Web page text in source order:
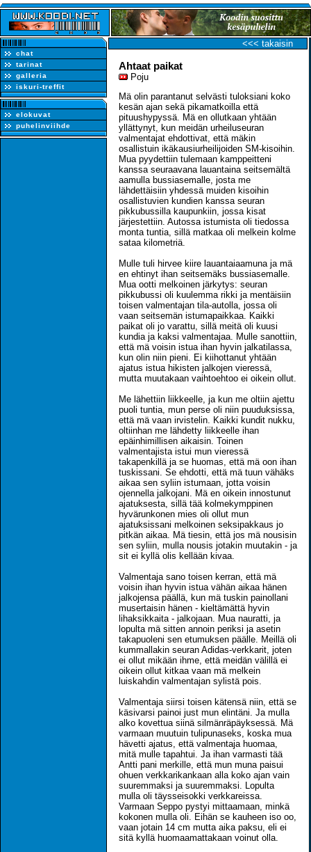
chat
tarinat
galleria
iskuri-treffit
elokuvat
puhelinviihde
<<< takaisin
Ahtaat paikat
Poju
Mä olin parantanut selvästi tuloksiani koko
kesän ajan sekä pikamatkoilla että
pituushypyssä. Mä en ollutkaan yhtään
yllättynyt, kun meidän urheiluseuran
valmentajat ehdottivat, että mäkin
osallistuin ikäkausiurheilijoiden SM-kisoihin.
Mua pyydettiin tulemaan kamppeitteni
kanssa seuraavana lauantaina seitsemältä
aamulla bussiasemalle, josta me
lähdettäisiin yhdessä muiden kisoihin
osallistuvien kundien kanssa seuran
pikkubussilla kaupunkiin, jossa kisat
järjestettiin. Autossa istumista oli tiedossa
monta tuntia, sillä matkaa oli melkein kolme
sataa kilometriä.
Mulle tuli hirvee kiire lauantaiaamuna ja mä
en ehtinyt ihan seitsemäks bussiasemalle.
Mua ootti melkoinen järkytys: seuran
pikkubussi oli kuulemma rikki ja mentäisiin
toisen valmentajan tila-autolla, jossa oli
vaan seitsemän istumapaikkaa. Kaikki
paikat oli jo varattu, sillä meitä oli kuusi
kundia ja kaksi valmentajaa. Mulle sanottiin,
että mä voisin istua ihan hyvin jalkatilassa,
kun olin niin pieni. Ei kiihottanut yhtään
ajatus istua hikisten jalkojen vieressä,
mutta muutakaan vaihtoehtoo ei oikein ollut.
Me lähettiin liikkeelle, ja kun me oltiin ajettu
puoli tuntia, mun perse oli niin puuduksissa,
että mä vaan irvistelin. Kaikki kundit nukku,
oltiinhan me lähdetty liikkeelle ihan
epäinhimillisen aikaisin. Toinen
valmentajista istui mun vieressä
takapenkillä ja se huomas, että mä oon ihan
tuskissani. Se ehdotti, että mä tuun vähäks
aikaa sen syliin istumaan, jotta voisin
ojennella jalkojani. Mä en oikein innostunut
ajatuksesta, sillä tää kolmekymppinen
hyvärunkonen mies oli ollut mun
ajatuksissani melkoinen seksipakkaus jo
pitkän aikaa. Mä tiesin, että jos mä nousisin
sen syliin, mulla nousis jotakin muutakin - ja
sit ei kyllä olis kellään kivaa.
Valmentaja sano toisen kerran, että mä
voisin ihan hyvin istua vähän aikaa hänen
jalkojensa päällä, kun mä tuskin painollani
musertaisin hänen - kieltämättä hyvin
lihaksikkaita - jalkojaan. Mua nauratti, ja
lopulta mä sitten annoin periksi ja asetin
takapuoleni sen etumuksen päälle. Meillä oli
kummallakin seuran Adidas-verkkarit, joten
ei ollut mikään ihme, että meidän välillä ei
oikein ollut kitkaa vaan mä melkein
luiskahdin valmentajan sylistä pois.
Valmentaja siirsi toisen kätensä niin, että se
käsivarsi painoi just mun elintäni. Ja mulla
alko kovettua siinä silmänräpäyksessä. Mä
varmaan muutuin tulipunaseks, koska mua
hävetti ajatus, että valmentaja huomaa,
mitä mulle tapahtui. Ja ihan varmasti tää
Antti pani merkille, että mun muna paisui
ohuen verkkarikankaan alla koko ajan vain
suuremmaksi ja suuremmaksi. Lopulta
mulla oli täysseisokki verkkareissa.
Varmaan Seppo pystyi mittaamaan, minkä
kokonen mulla oli. Eihän se kauheen iso oo,
vaan jotain 14 cm mutta aika paksu, eli ei
sitä kyllä huomaamattakaan voinut olla.